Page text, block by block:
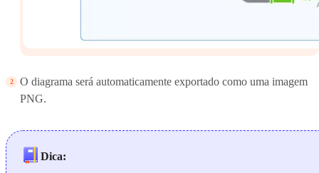
O diagrama será automaticamente exportado como uma imagem
PNG.
Dica: